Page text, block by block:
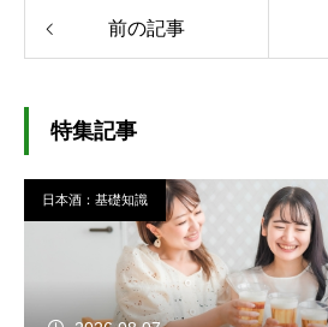
前の記事
特集記事
日本酒：基礎知識